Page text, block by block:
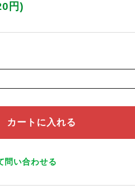
円)
+
カートに入れる
問い合わせる